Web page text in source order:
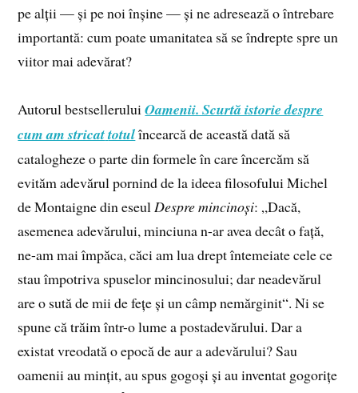
pe alții — și pe noi înșine — și ne adresează o întrebare
importantă: cum poate umanitatea să se îndrepte spre un
viitor mai adevărat?
Autorul bestselleruluiOamenii. Scurtă istorie despre
cum am stricattotulîncearcă de această dată să
catalogheze o parte din formele în care încercăm să
evităm adevărul pornind de la ideea filosofului Michel
de Montaigne din eseulDespre mincinoși: „Dacă,
asemenea adevărului, minciuna n-ar avea decât o față,
ne-am mai împăca, căci am lua drept întemeiate cele ce
stau împotriva spuselor mincinosului; dar neadevărul
are o sută de mii de fețe și un câmp nemărginit“. Ni se
spune că trăim într-o lume a postadevărului. Dar a
existat vreodată o epocă de aur a adevărului? Sau
oamenii au mințit, au spus gogoși și au inventat gogorițe